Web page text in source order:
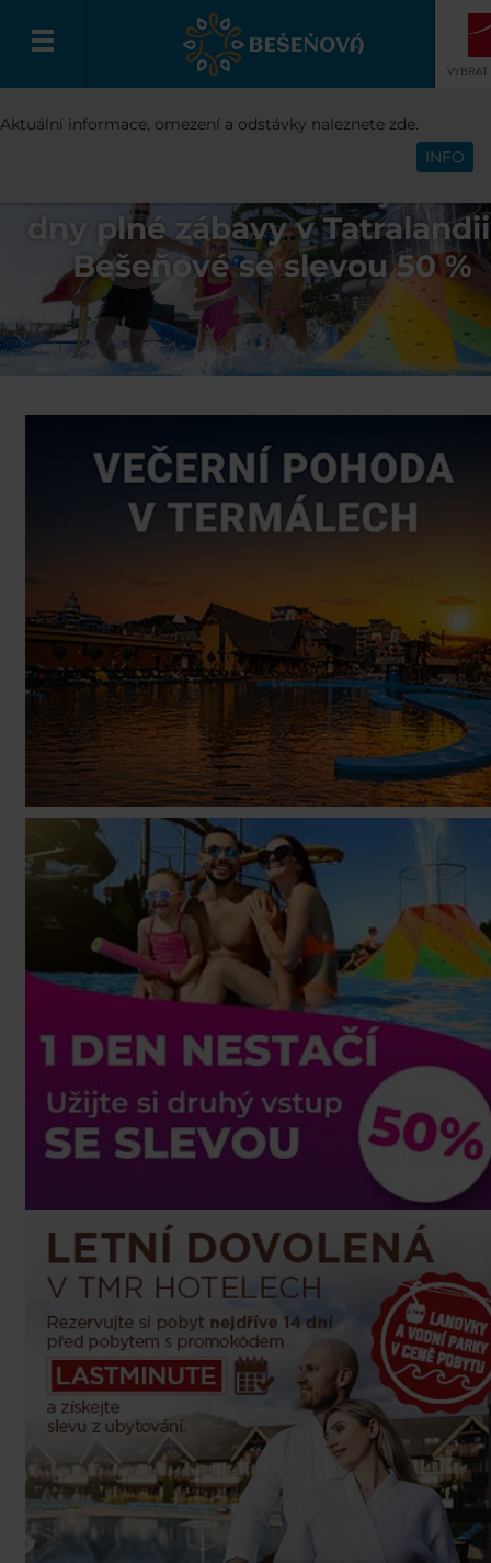
Čeština
VYBRAT
dny plné zábavy v
Bešeňové se slevou 50 %
Aktuální informace, omezení a odstávky naleznete zde.
INFO